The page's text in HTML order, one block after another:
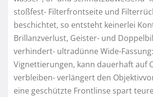
stoßfest- Filterfrontseite und
beschichtet, so entsteht keinerlei
Brillanzverlust, Geister- und
verhindert- ultradünne Wide-
Vignettierungen, kann dauerhaft auf
verbleiben- verlängert den
eine geschützte Frontlinse spart teure